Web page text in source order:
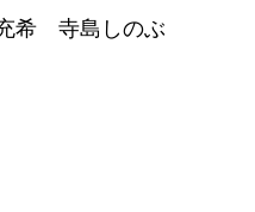
希 寺島しのぶ